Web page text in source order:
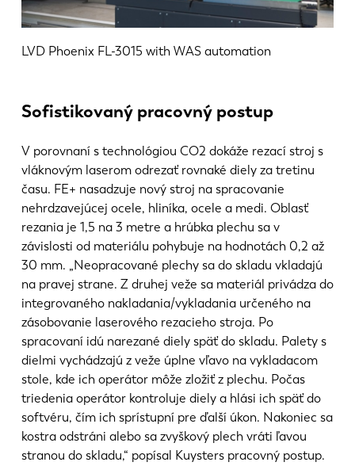
LVD Phoenix FL-3015 with WAS automation
Sofistikovaný pracovný postup
V porovnaní s technológiou CO2 dokáže rezací stroj s
vláknovým laserom odrezať rovnaké diely za tretinu
času. FE+ nasadzuje nový stroj na spracovanie
nehrdzavejúcej ocele, hliníka, ocele a medi. Oblasť
rezania je 1,5 na 3 metre a hrúbka plechu sa v
závislosti od materiálu pohybuje na hodnotách 0,2 až
30 mm. „Neopracované plechy sa do skladu vkladajú
na pravej strane. Z druhej veže sa materiál privádza do
integrovaného nakladania/vykladania určeného na
zásobovanie laserového rezacieho stroja. Po
spracovaní idú narezané diely späť do skladu. Palety s
dielmi vychádzajú z veže úplne vľavo na vykladacom
stole, kde ich operátor môže zložiť z plechu. Počas
triedenia operátor kontroluje diely a hlási ich späť do
softvéru, čím ich sprístupní pre ďalší úkon. Nakoniec sa
kostra odstráni alebo sa zvyškový plech vráti ľavou
stranou do skladu,“ popísal Kuysters pracovný postup.